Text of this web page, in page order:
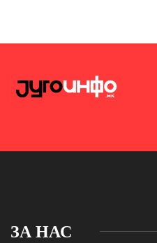
ЗА НАС